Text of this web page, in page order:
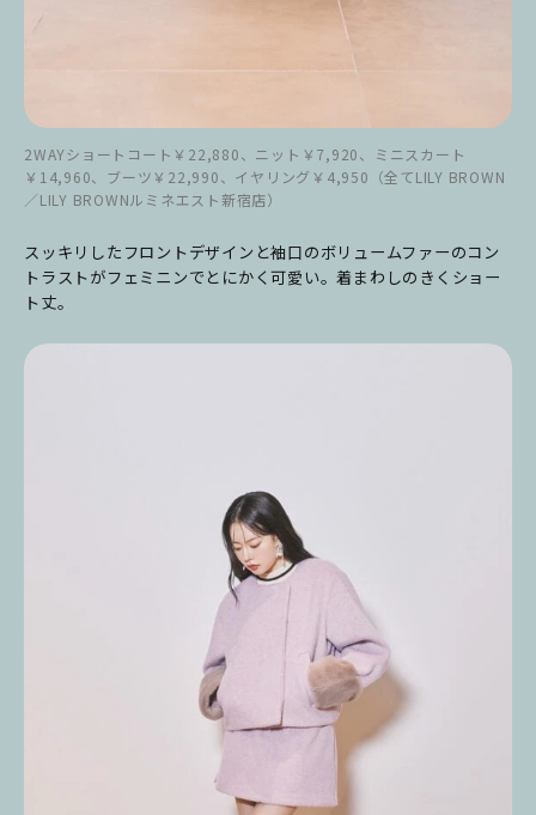
2WAYショートコート￥22,880、ニット￥7,920、ミニスカート
￥14,960、ブーツ￥22,990、イヤリング￥4,950（全てLILY BROWN
／LILY BROWNルミネエスト新宿店）
スッキリしたフロントデザインと袖口のボリュームファーのコン
トラストがフェミニンでとにかく可愛い。着まわしのきくショー
ト丈。